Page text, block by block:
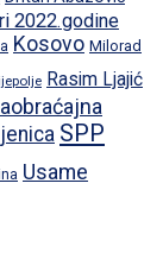
2022.godine
Kosovo Milorad
Rasim Ljajić
SPP
Usame